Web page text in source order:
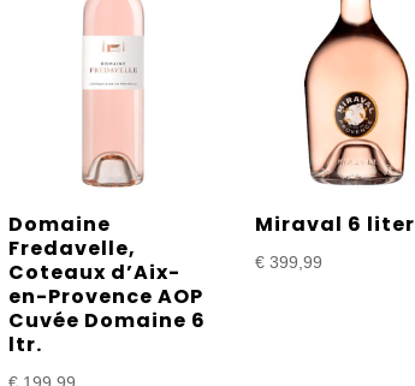
Domaine
Fredavelle,
Coteaux d’Aix-
en-Provence AOP
Cuvée Domaine 6
ltr.
Miraval 6 liter
€399,99